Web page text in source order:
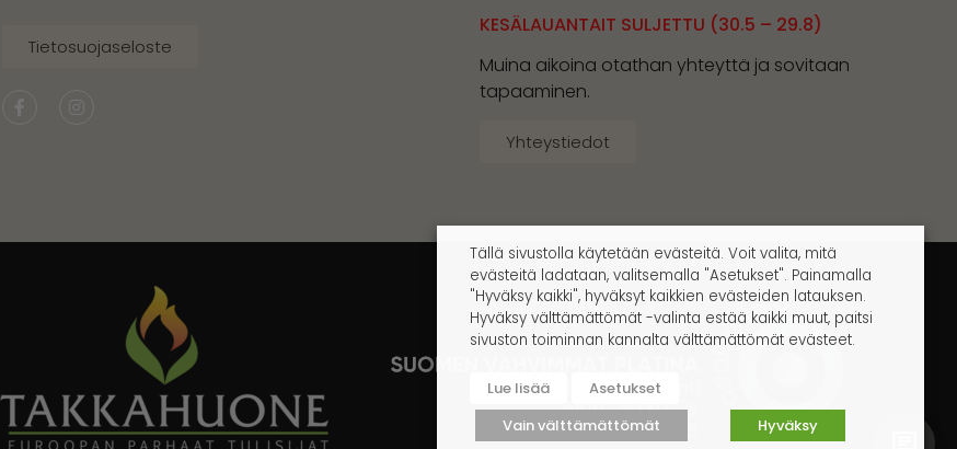
Tietosuojaseloste
KESÄLAUANTAIT SULJETTU (30.5 – 29.8)
Muina aikoina otathan yhteyttä ja sovitaan
tapaaminen.
Yhteystiedot
Tällä sivustolla käytetään evästeitä. Voit valita, mitä
evästeitä ladataan, valitsemalla "Asetukset". Painamalla
"Hyväksy kaikki", hyväksyt kaikkien evästeiden latauksen.
Hyväksy välttämättömät -valinta estää kaikki muut, paitsi
sivuston toiminnan kannalta välttämättömät evästeet.
Lue lisää
Asetukset
Vain välttämättömät
Hyväksy